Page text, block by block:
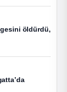
öldürdü,